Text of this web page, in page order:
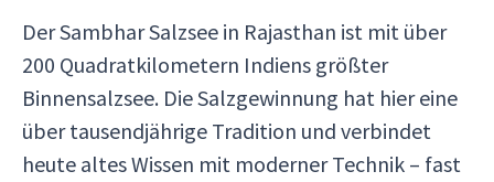
Der Sambhar Salzsee in Rajasthan ist mit über
200 Quadratkilometern Indiens größter
Binnensalzsee. Die Salzgewinnung hat hier eine
über tausendjährige Tradition und verbindet
heute altes Wissen mit moderner Technik – fast